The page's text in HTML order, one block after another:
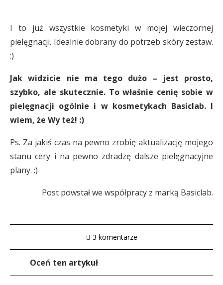
I to już wszystkie kosmetyki w mojej wieczornej
pielęgnacji. Idealnie dobrany do potrzeb skóry zestaw.
:)
Jak widzicie nie ma tego dużo – jest prosto,
szybko, ale skutecznie. To właśnie cenię sobie w
pielęgnacji ogólnie i w kosmetykach Basiclab. I
wiem, że Wy też! :)
Ps. Za jakiś czas na pewno zrobię aktualizację mojego
stanu cery i na pewno zdradzę dalsze pielęgnacyjne
plany. :)
Post powstał we współpracy z marką Basiclab.
3 komentarze
Oceń ten artykuł